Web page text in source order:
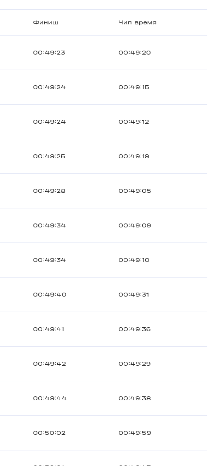
Финиш Чип время
00:49:23 00:49:20
00:49:24 00:49:15
00:49:24 00:49:12
00:49:25 00:49:19
00:49:28 00:49:05
00:49:34 00:49:09
00:49:34 00:49:10
00:49:40 00:49:31
00:49:41 00:49:36
00:49:42 00:49:29
00:49:44 00:49:38
00:50:02 00:49:59